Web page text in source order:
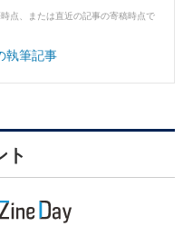
点、または直近の記事の寄稿時点で
執筆記事
ト